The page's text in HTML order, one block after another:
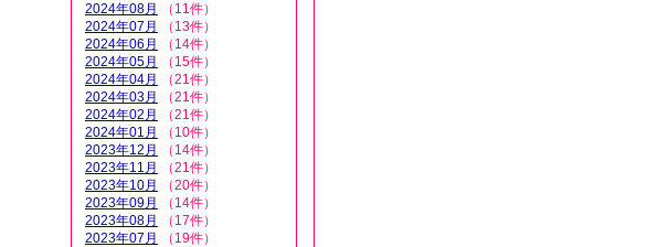
2024年08月
（11件）
2024年07月
（13件）
2024年06月
（14件）
2024年05月
（15件）
2024年04月
（21件）
2024年03月
（21件）
2024年02月
（21件）
2024年01月
（10件）
2023年12月
（14件）
2023年11月
（21件）
2023年10月
（20件）
2023年09月
（14件）
2023年08月
（17件）
2023年07月
（19件）